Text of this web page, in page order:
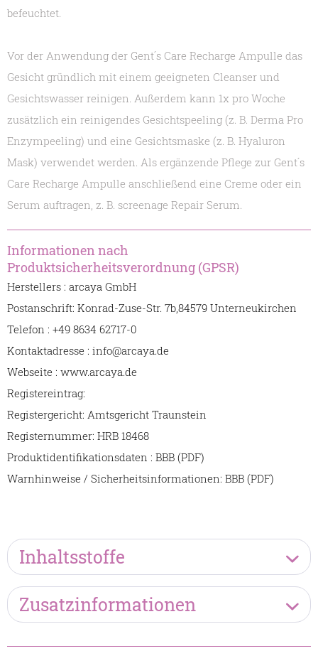
befeuchtet.
Vor der Anwendung der Gent´s Care Recharge Ampulle das
Gesicht gründlich mit einem geeigneten Cleanser und
Gesichtswasser reinigen. Außerdem kann 1x pro Woche
zusätzlich ein reinigendes Gesichtspeeling (z. B. Derma Pro
Enzympeeling) und eine Gesichtsmaske (z. B. Hyaluron
Mask) verwendet werden. Als ergänzende Pflege zur Gent´s
Care Recharge Ampulle anschließend eine Creme oder ein
Serum auftragen, z. B. screenage Repair Serum.
Informationen nach
Produktsicherheitsverordnung (GPSR)
Herstellers : arcaya GmbH
Postanschrift: Konrad-Zuse-Str. 7b,84579 Unterneukirchen
Telefon : +49 8634 62717-0
Kontaktadresse : info@arcaya.de
Webseite : www.arcaya.de
Registereintrag:
Registergericht: Amtsgericht Traunstein
Registernummer: HRB 18468
Produktidentifikationsdaten : BBB (PDF)
Warnhinweise / Sicherheitsinformationen: BBB (PDF)
Inhaltsstoffe
Zusatzinformationen